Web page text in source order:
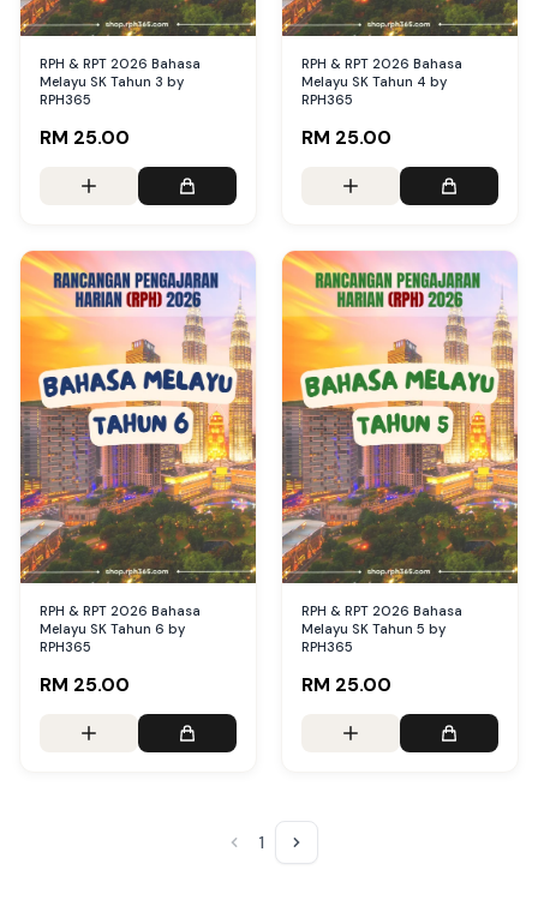
RPH & RPT 2026 Bahasa
Melayu SK Tahun 3 by
RPH365
RM 25.00
RPH & RPT 2026 Bahasa
Melayu SK Tahun 4 by
RPH365
RM 25.00
RPH & RPT 2026 Bahasa
Melayu SK Tahun 6 by
RPH365
RM 25.00
RPH & RPT 2026 Bahasa
Melayu SK Tahun 5 by
RPH365
RM 25.00
1